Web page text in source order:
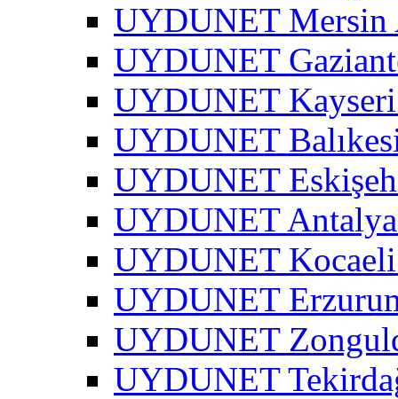
UYDUNET Mersin
UYDUNET
UYDUNET
UYDUNET
UYDUNET
UYDUNET
UYDUNET
UYDUNET
UYDUNET
UYDUNET